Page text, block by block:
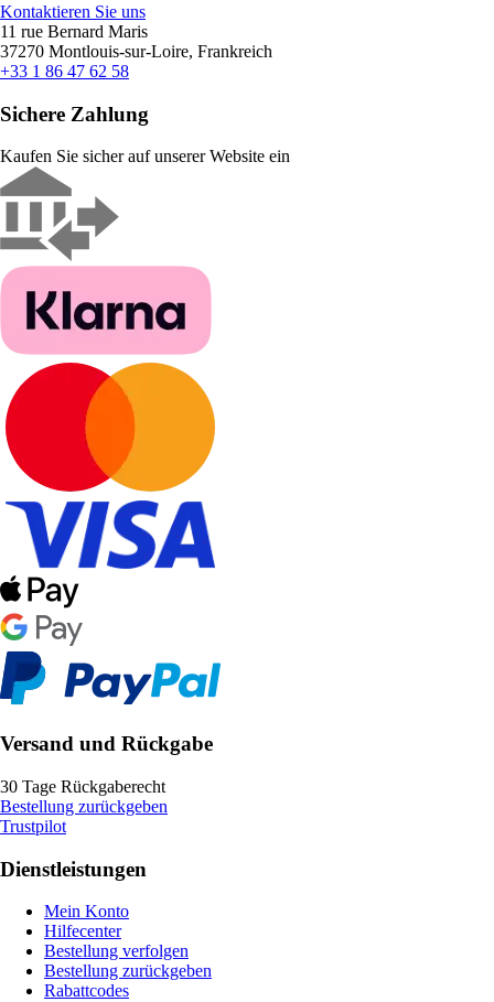
Kontaktieren Sie uns
11 rue Bernard Maris
37270 Montlouis-sur-Loire, Frankreich
+33 1 86 47 62 58
Sichere Zahlung
Kaufen Sie sicher auf unserer Website ein
Versand und Rückgabe
30 Tage Rückgaberecht
Bestellung zurückgeben
Trustpilot
Dienstleistungen
Mein Konto
Hilfecenter
Bestellung verfolgen
Bestellung zurückgeben
Rabattcodes